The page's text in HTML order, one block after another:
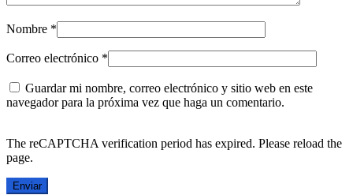
Nombre *
Correo electrónico *
Guardar mi nombre, correo electrónico y sitio web en este
navegador para la próxima vez que haga un comentario.
The reCAPTCHA verification period has expired. Please reload the
page.